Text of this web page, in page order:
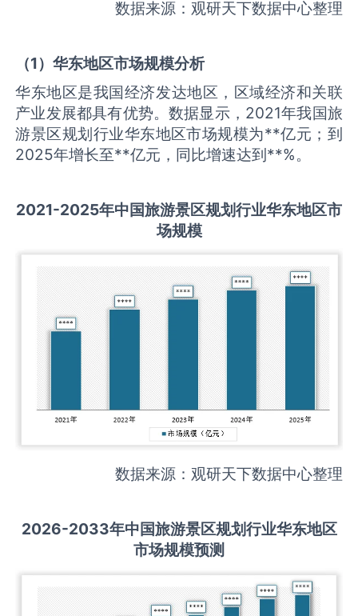
数据来源：观研天下数据中心整理
（1）华东地区市场规模分析
华东地区是我国经济发达地区，区域经济和关联
产业发展都具有优势。数据显示，2021年我国旅
游景区规划行业华东地区市场规模为**亿元；到
2025年增长至**亿元，同比增速达到**%。
2021-2025年中国旅游景区规划行业华东地区市
场规模
数据来源：观研天下数据中心整理
2026-2033年中国旅游景区规划行业华东地区
市场规模预测